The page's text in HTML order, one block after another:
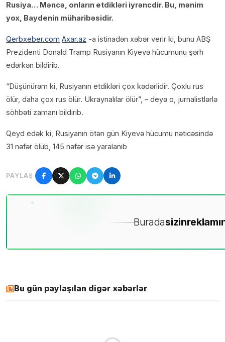
Rusiya… Məncə, onların etdikləri iyrəncdir. Bu, mənim
yox, Baydenin müharibəsidir.
Qerbxeber.com Axar.az -a istinadən xəbər verir ki, bunu ABŞ
Prezidenti Donald Tramp Rusiyanın Kiyevə hücumunu şərh
edərkən bildirib.
“Düşünürəm ki, Rusiyanın etdikləri çox kədərlidir. Çoxlu rus
ölür, daha çox rus ölür. Ukraynalılar ölür”, – deyə o, jurnalistlərlə
söhbəti zamanı bildirib.
Qeyd edək ki, Rusiyanın ötən gün Kiyevə hücumu nəticəsində
31 nəfər ölüb, 145 nəfər isə yaralanıb
PAYLAŞ
Buradasizin
Bu gün paylaşılan digər xəbərlər